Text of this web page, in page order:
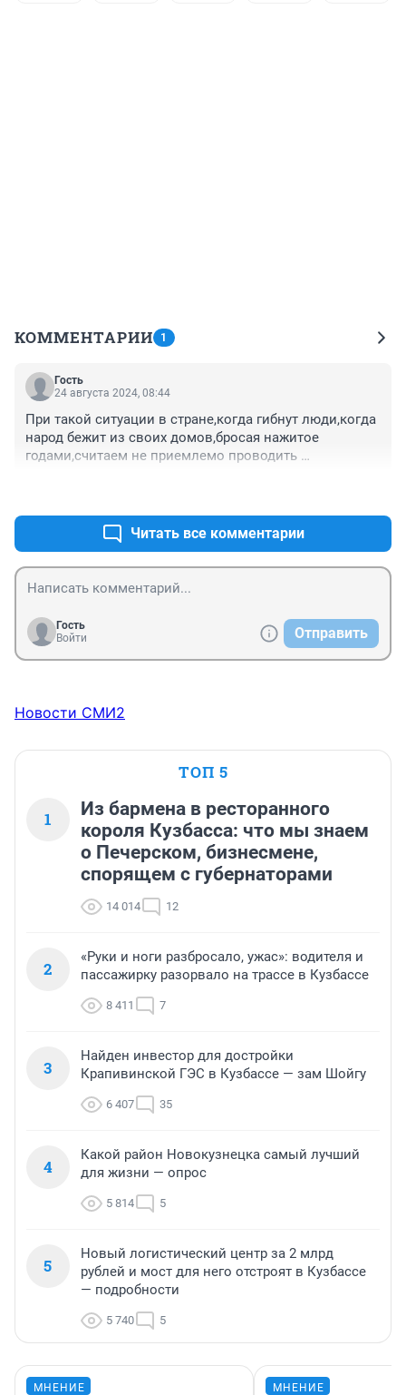
КОММЕНТАРИИ 1
Гость
24 августа 2024, 08:44
При такой ситуации в стране,когда гибнут люди,когда
народ бежит из своих домов,бросая нажитое
годами,считаем не приемлемо проводить
помощь.неужели глава кузбасса середюк это не
может понять?его остается только пожалеть.
Читать все комментарии
Гость
Войти
Отправить
Новости СМИ2
ТОП 5
1
Из бармена в ресторанного
короля Кузбасса: что мы знаем
о Печерском, бизнесмене,
спорящем с губернаторами
14 014 12
2
«Руки и ноги разбросало, ужас»: водителя и
пассажирку разорвало на трассе в Кузбассе
8 411 7
3
Найден инвестор для достройки
Крапивинской ГЭС в Кузбассе — зам Шойгу
6 407 35
4
Какой район Новокузнецка самый лучший
для жизни — опрос
5 814 5
5
Новый логистический центр за 2 млрд
рублей и мост для него отстроят в Кузбассе
— подробности
5 740 5
МНЕНИЕ МНЕНИЕ